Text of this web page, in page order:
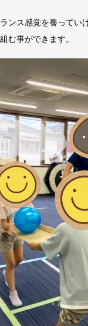
ンス感覚を養ってい
む事ができます。